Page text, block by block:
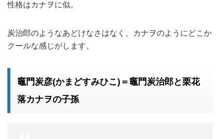
性格はカナヲに似。
炭治郎のようなあどけなさはなく、カナヲのようにどこか
クールな感じがします。
竈門炭彦(かまどすみひこ)＝竈門炭治郎と栗花
落カナヲの子孫